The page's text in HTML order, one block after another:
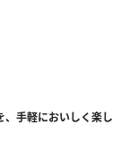
、手軽においしく楽し